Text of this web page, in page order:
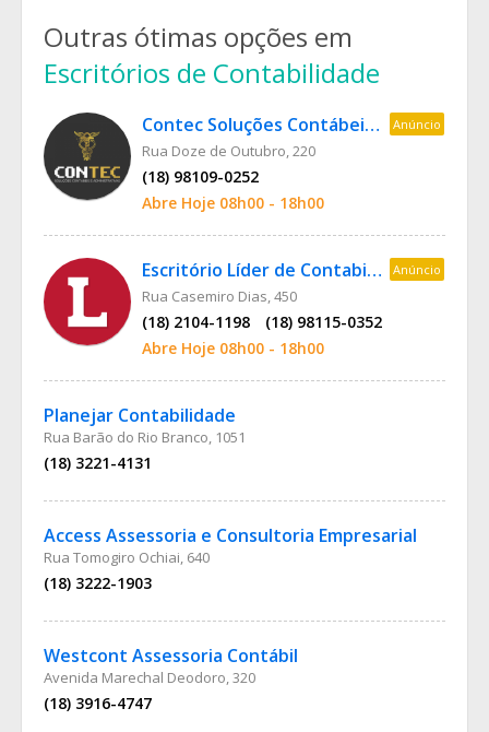
Outras ótimas opções em
Escritórios de Contabilidade
Contec Soluções Contábeis e Administrativas Anúncio
Rua Doze de Outubro, 220
(18) 98109-0252
Abre Hoje 08h00 - 18h00
Escritório Líder de Contabilidade Anúncio
Rua Casemiro Dias, 450
(18) 2104-1198
(18) 98115-0352
Abre Hoje 08h00 - 18h00
Planejar Contabilidade
Rua Barão do Rio Branco, 1051
(18) 3221-4131
Access Assessoria e Consultoria Empresarial
Rua Tomogiro Ochiai, 640
(18) 3222-1903
Westcont Assessoria Contábil
Avenida Marechal Deodoro, 320
(18) 3916-4747